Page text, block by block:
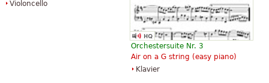
Violoncello
Orchestersuite Nr. 3
Air on a G string (easy piano)
Klavier